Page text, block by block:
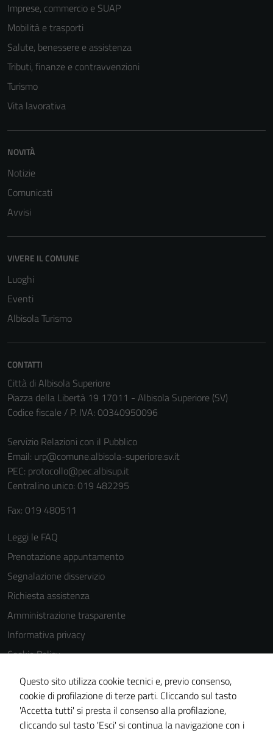
Imprese, commercio e SUAP
Mobilità e trasporti
Salute, benessere e assistenza
Tributi, finanze e contravvenzioni
Turismo
Vita lavorativa
NOVITÀ
Notizie
Comunicati
Avvisi
VIVERE IL COMUNE
Luoghi
Eventi
Albisola Turismo
CONTATTI
Città di Albisola Superiore
Piazza della Libertà 19 17011 - Albisola Superiore (SV)
Codice fiscale / P. IVA: 00340950096
Servizio Relazioni con il Pubblico
Email: urp@comune.albisola-superiore.sv.it
PEC: protocollo@pec.albisup.it
Centralino unico: 019 482295
Fax: 019 480511
Leggi le FAQ
Prenotazione appuntamento
Segnalazione disservizio
Richiesta assistenza
Amministrazione trasparente
Informativa privacy
Cookie Policy
Note legali
Dichiarazione di accessibilità
Piano di miglioramento del sito
Questo sito utilizza cookie tecnici e, previo consenso,
cookie di profilazione di terze parti. Cliccando sul tasto
'Accetta tutti' si presta il consenso alla profilazione,
cliccando sul tasto 'Esci' si continua la navigazione con i
Tecnici